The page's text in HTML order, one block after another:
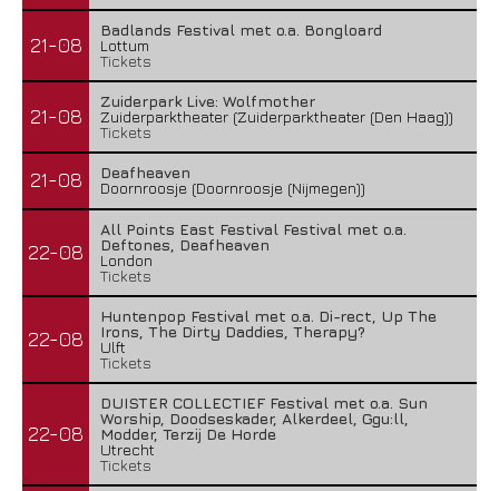
21-08
Badlands Festival met o.a. Bongloard
Lottum
Tickets
21-08
Zuiderpark Live: Wolfmother
Zuiderparktheater (Zuiderparktheater (Den Haag))
Tickets
21-08
Deafheaven
Doornroosje (Doornroosje (Nijmegen))
22-08
All Points East Festival Festival met o.a.
Deftones, Deafheaven
London
Tickets
22-08
Huntenpop Festival met o.a. Di-rect, Up The
Irons, The Dirty Daddies, Therapy?
Ulft
Tickets
22-08
DUISTER COLLECTIEF Festival met o.a. Sun
Worship, Doodseskader, Alkerdeel, Ggu:ll,
Modder, Terzij De Horde
Utrecht
Tickets